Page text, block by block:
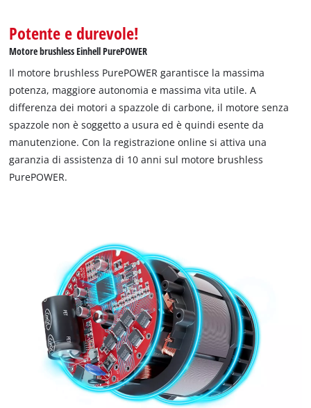
Potente e durevole!
Motore brushless Einhell PurePOWER
Il motore brushless PurePOWER garantisce la massima
potenza, maggiore autonomia e massima vita utile. A
differenza dei motori a spazzole di carbone, il motore senza
spazzole non è soggetto a usura ed è quindi esente da
manutenzione. Con la registrazione online si attiva una
garanzia di assistenza di 10 anni sul motore brushless
PurePOWER.